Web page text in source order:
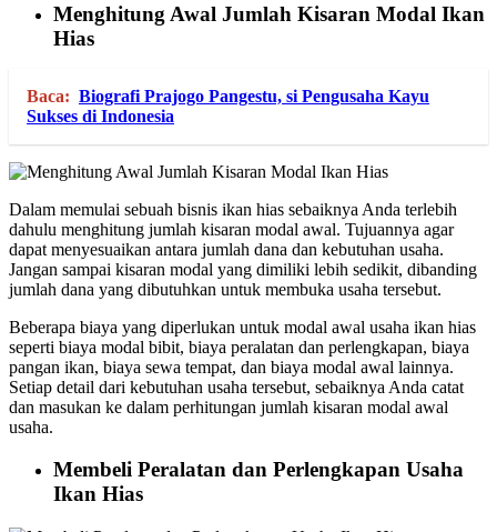
Menghitung Awal Jumlah Kisaran Modal Ikan
Hias
Baca: Biografi Prajogo Pangestu, si Pengusaha Kayu
Sukses di Indonesia
Dalam memulai sebuah bisnis ikan hias sebaiknya Anda terlebih
dahulu menghitung jumlah kisaran modal awal. Tujuannya agar
dapat menyesuaikan antara jumlah dana dan kebutuhan usaha.
Jangan sampai kisaran modal yang dimiliki lebih sedikit, dibanding
jumlah dana yang dibutuhkan untuk membuka usaha tersebut.
Beberapa biaya yang diperlukan untuk modal awal usaha ikan hias
seperti biaya modal bibit, biaya peralatan dan perlengkapan, biaya
pangan ikan, biaya sewa tempat, dan biaya modal awal lainnya.
Setiap detail dari kebutuhan usaha tersebut, sebaiknya Anda catat
dan masukan ke dalam perhitungan jumlah kisaran modal awal
usaha.
Membeli Peralatan dan Perlengkapan Usaha
Ikan Hias